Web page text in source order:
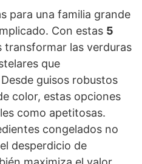
para una familia grande
Con estas 5
transformar las verduras
que
guisos robustos
color, estas opciones
como apetitosas.
congelados no
desperdicio de